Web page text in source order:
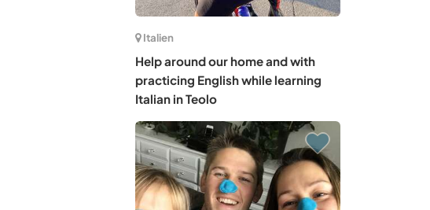
Italien
Help around our home and with
practicing English while learning
Italian in Teolo